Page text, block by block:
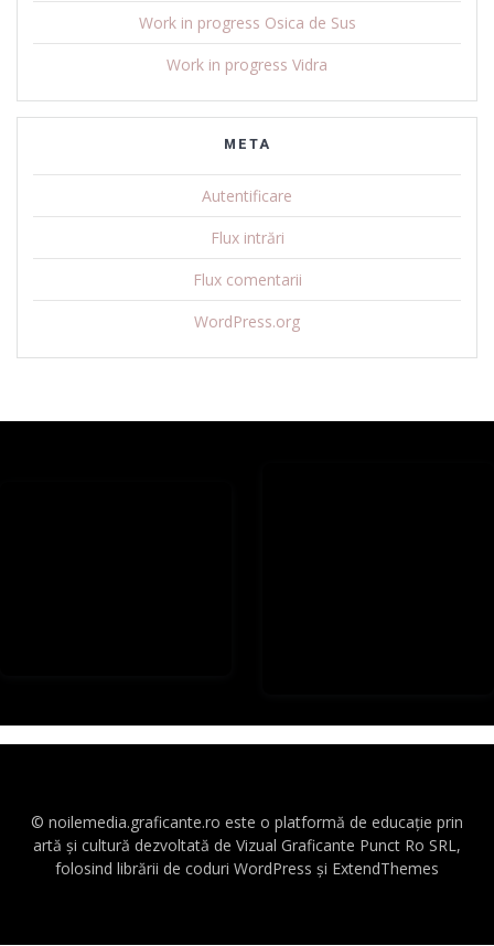
Work in progress Osica de Sus
Work in progress Vidra
META
Autentificare
Flux intrări
Flux comentarii
WordPress.org
© noilemedia.graficante.ro este o platformă de educație prin
artă și cultură dezvoltată de Vizual Graficante Punct Ro SRL,
folosind librării de coduri WordPress și ExtendThemes